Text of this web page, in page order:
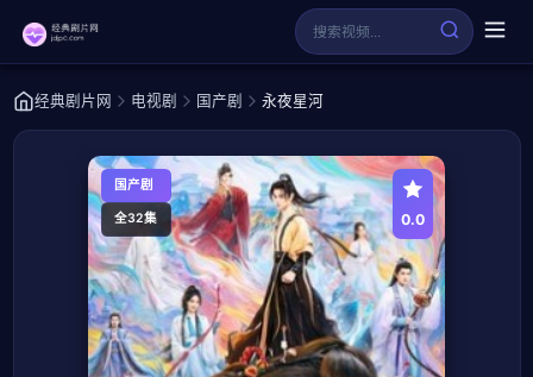
经典剧片网 电视剧 国产剧 永夜星河
国产剧
全32集 0.0